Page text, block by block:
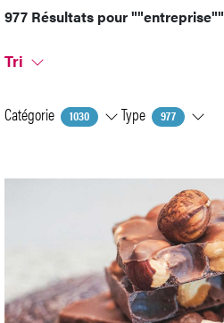
977 Résultats pour""entreprise""
Tri
Catégorie 1030 Type 977